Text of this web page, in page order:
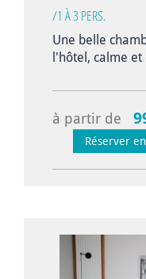
/1 À 3 PERS.
Une belle
l'hôtel, calme
à partir de
Réserver